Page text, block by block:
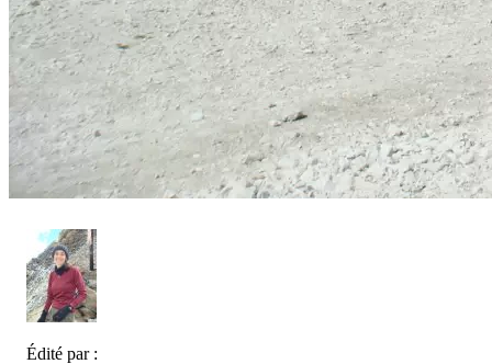
Édité par :